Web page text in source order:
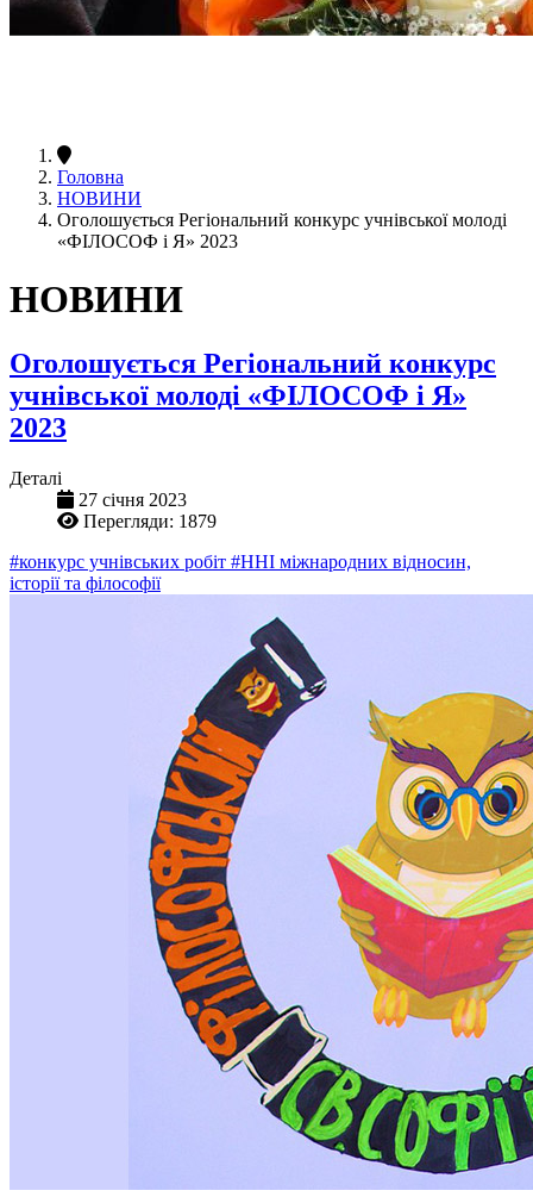
Головна
НОВИНИ
Оголошується Регіональний конкурс учнівської молоді
«ФІЛОСОФ і Я» 2023
НОВИНИ
Оголошується Регіональний конкурс
учнівської молоді «ФІЛОСОФ і Я»
2023
Деталі
27 січня 2023
Перегляди: 1879
#конкурс учнівських робіт #ННІ міжнародних відносин,
історії та філософії